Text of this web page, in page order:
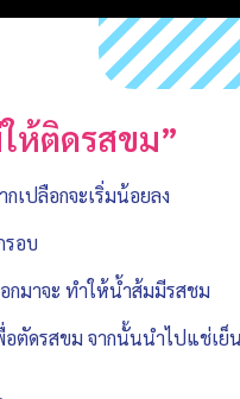
ห้ติดรสขม”
ปลือกจะเริ่มน้อยลง
รอบ
กมาจะ ทำให้น้ำส้มมีรสชม
ตัดรสขม จากนั้นนำไปแช่เ